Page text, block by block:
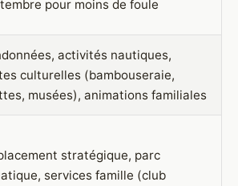
pour moins de foule
activités nautiques,
culturelles (bambouseraie,
musées), animations familiales
stratégique, parc
services famille (club